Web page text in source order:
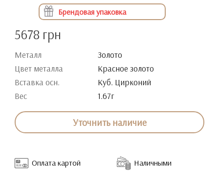
Брендовая упаковка
5678 грн
Металл
Золото
Цвет металла
Красное золото
Вставка осн.
Куб. Цирконий
Вес
1.67г
Уточнить наличие
Оплата картой Наличными